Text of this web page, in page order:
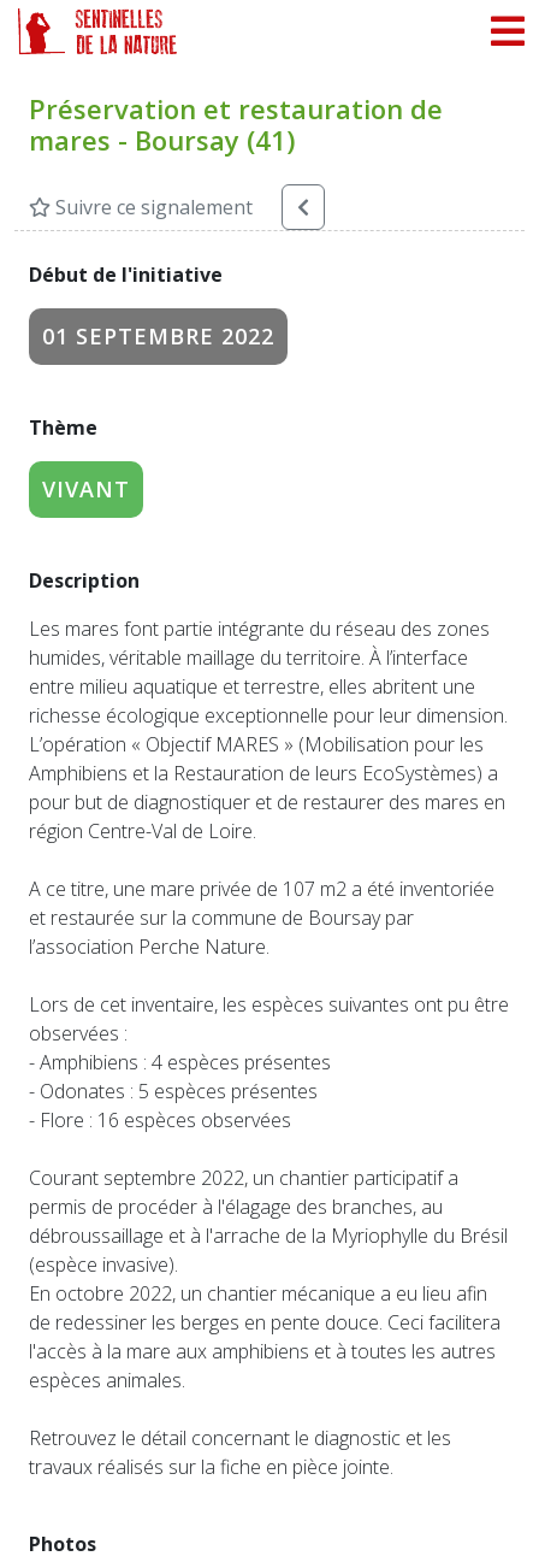
Préservation et restauration de
mares - Boursay (41)
Suivre ce signalement
Début de l'initiative
01 SEPTEMBRE 2022
Thème
VIVANT
Description
Les mares font partie intégrante du réseau des zones
humides, véritable maillage du territoire. À l’interface
entre milieu aquatique et terrestre, elles abritent une
richesse écologique exceptionnelle pour leur dimension.
L’opération « Objectif MARES » (Mobilisation pour les
Amphibiens et la Restauration de leurs EcoSystèmes) a
pour but de diagnostiquer et de restaurer des mares en
région Centre-Val de Loire.
A ce titre, une mare privée de 107 m2 a été inventoriée
et restaurée sur la commune de Boursay par
l’association Perche Nature.
Lors de cet inventaire, les espèces suivantes ont pu être
observées :
- Amphibiens : 4 espèces présentes
- Odonates : 5 espèces présentes
- Flore : 16 espèces observées
Courant septembre 2022, un chantier participatif a
permis de procéder à l'élagage des branches, au
débroussaillage et à l'arrache de la Myriophylle du Brésil
(espèce invasive).
En octobre 2022, un chantier mécanique a eu lieu afin
de redessiner les berges en pente douce. Ceci facilitera
l'accès à la mare aux amphibiens et à toutes les autres
espèces animales.
Retrouvez le détail concernant le diagnostic et les
travaux réalisés sur la fiche en pièce jointe.
Photos
Panneau de gestion des cookies